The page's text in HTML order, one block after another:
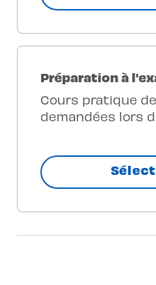
Préparation à
Cours pratique
demandées lors